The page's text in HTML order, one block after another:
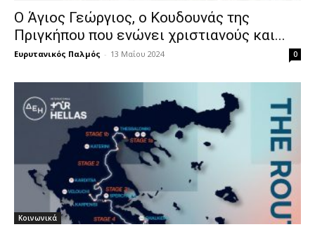
Ο Άγιος Γεώργιος, ο Κουδουνάς της
Πριγκήπου που ενώνει χριστιανούς και...
Ευρυτανικός Παλμός - 13 Μαΐου 2024 0
Κοινωνικά